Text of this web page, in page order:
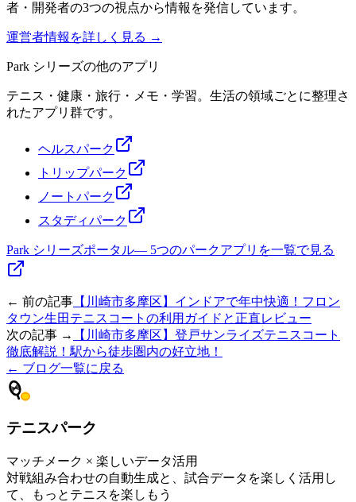
者・開発者の3つの視点から情報を発信しています。
運営者情報を詳しく見る →
Park シリーズの他のアプリ
テニス・健康・旅行・メモ・学習。生活の領域ごとに整理さ
れたアプリ群です。
ヘルスパーク
トリップパーク
ノートパーク
スタディパーク
Park シリーズポータル— 5つのパークアプリを一覧で見る
← 前の記事 【川崎市多摩区】インドアで年中快適！フロン
タウン生田テニスコートの利用ガイドと正直レビュー
次の記事 →
【川崎市多摩区】登戸サンライズテニスコート
徹底解説！駅から徒歩圏内の好立地！
← ブログ一覧に戻る
テニスパーク
マッチメーク × 楽しいデータ活用
対戦組み合わせの自動生成と、試合データを楽しく活用し
て、もっとテニスを楽しもう